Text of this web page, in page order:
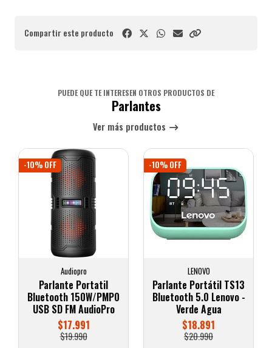
Compartir este producto
PUEDE QUE TE INTERESEN OTROS PRODUCTOS DE
Parlantes
Ver más productos
-10% OFF
Audiopro
Parlante Portatil
Bluetooth 150W/PMP0
USB SD FM AudioPro
$17.991
$19.990
-10% OFF
LENOVO
Parlante Portátil TS13
Bluetooth 5.0 Lenovo -
Verde Agua
$18.891
$20.990